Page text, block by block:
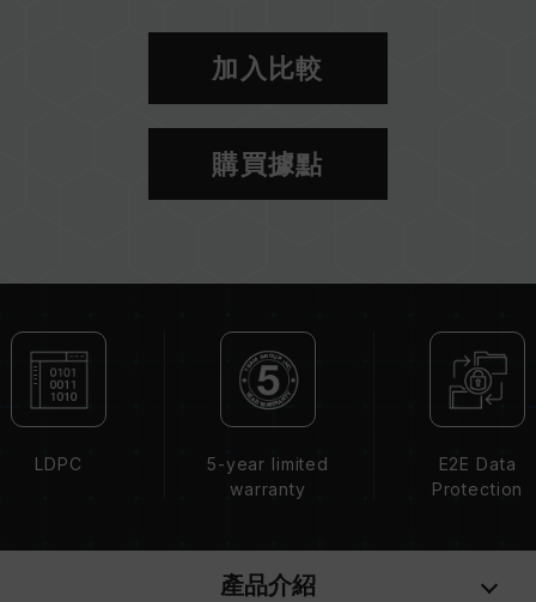
加入比較
購買據點
LDPC
5-year limited
warranty
E2E Data
Protection
產品介紹